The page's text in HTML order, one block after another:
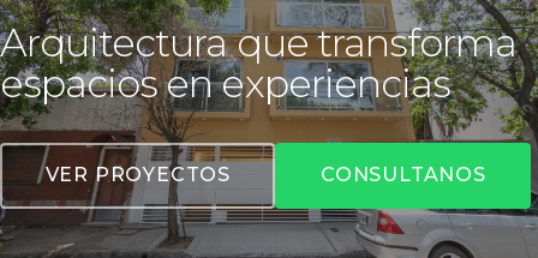
Arquitectura que transforma
espacios en experiencias
VER PROYECTOS CONSULTANOS